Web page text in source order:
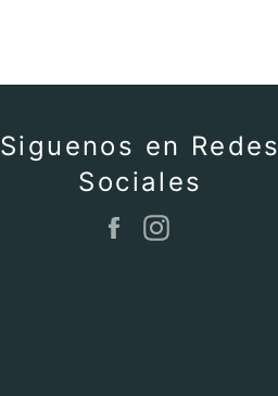
Siguenos en Redes
Sociales
Facebook